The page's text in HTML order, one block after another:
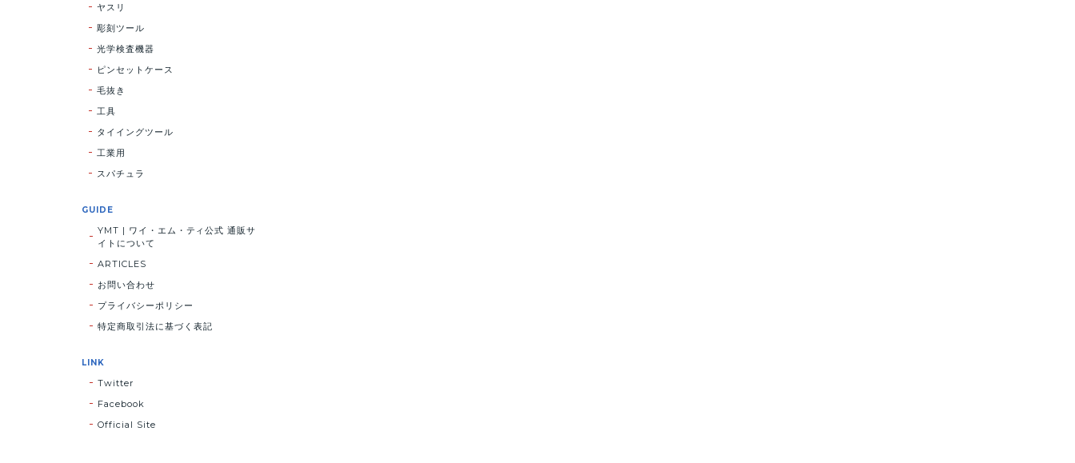
ヤスリ
彫刻ツール
光学検査機器
ピンセットケース
毛抜き
工具
タイイングツール
工業用
スパチュラ
GUIDE
YMT | ワイ・エム・ティ公式 通販サ
イトについて
ARTICLES
お問い合わせ
プライバシーポリシー
特定商取引法に基づく表記
LINK
Twitter
Facebook
Official Site